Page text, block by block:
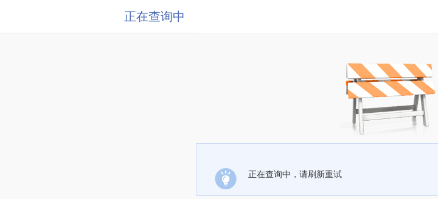
正在查询中
正在查询中，请刷新重试